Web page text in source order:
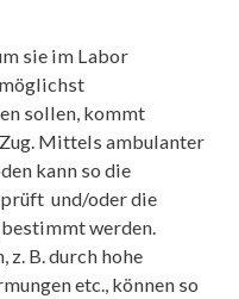
sie im Labor
sollen, kommt
Mittels ambulanter
kann so die
und/oder die
werden.
z. B. durch hohe
etc., können so